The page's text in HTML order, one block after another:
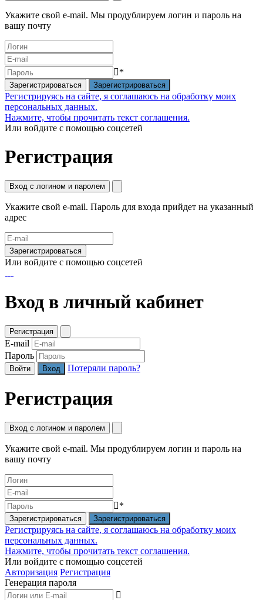
Укажите свой e-mail. Мы продублируем логин и пароль на
вашу почту
*
Зарегистрироваться
Регистрируясь на сайте, я соглашаюсь на обработку моих
персональных данных.
Нажмите, чтобы прочитать текст соглашения.
Или войдите с помощью соцсетей
Регистрация
Вход с логином и паролем
Укажите свой e-mail. Пароль для входа прийдет на указанный
адрес
Зарегистрироваться
Или войдите с помощью соцсетей
Вход в личный кабинет
Регистрация
E-mail
Пароль
Войти Потеряли пароль?
Регистрация
Вход с логином и паролем
Укажите свой e-mail. Мы продублируем логин и пароль на
вашу почту
*
Зарегистрироваться
Регистрируясь на сайте, я соглашаюсь на обработку моих
персональных данных.
Нажмите, чтобы прочитать текст соглашения.
Или войдите с помощью соцсетей
Авторизация Регистрация
Генерация пароля